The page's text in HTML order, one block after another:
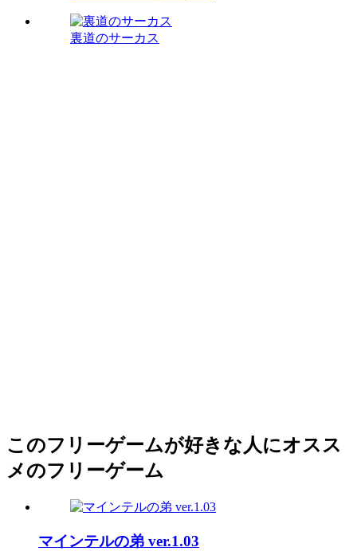
裏道のサーカス
このフリーゲームが好きな人にオスス
メのフリーゲーム
マインテルの弟 ver.1.03